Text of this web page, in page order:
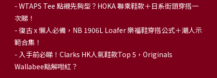
- WTAPS Tee 點襯先夠型？HOKA 聯乘鞋款＋日系街頭穿搭一
次睇！
- 復古 x 懶人必備，NB 1906L Loafer 樂福鞋穿搭公式＋潮人示
範合集！
- 入手前必睇！Clarks HK人氣鞋款Top 5，Originals
Wallabee點解咁紅？